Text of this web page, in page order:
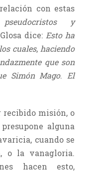
con estas
y
dice: Esto ha
cuales,haciendo
que son
Simón Mago.
El
recibido misión, o
alguna
cuando se
o la vanagloria.
hacen esto,